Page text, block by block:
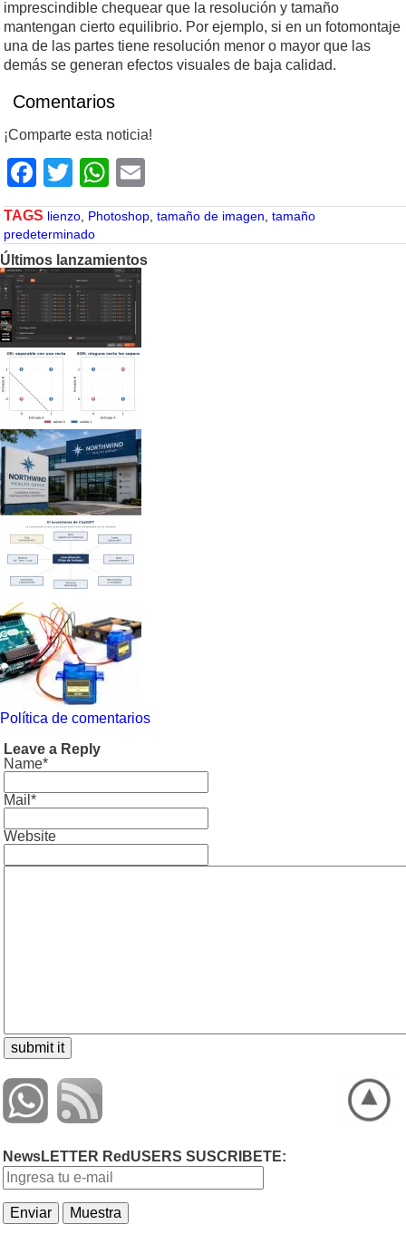
imprescindible chequear que la resolución y tamaño
mantengan cierto equilibrio. Por ejemplo, si en un fotomontaje
una de las partes tiene resolución menor o mayor que las
demás se generan efectos visuales de baja calidad.
Comentarios
¡Comparte esta noticia!
Facebook
TwitterWhatsApp
TAGS lienzo, Photoshop, tamaño de imagen, tamaño
predeterminado
Últimos lanzamientos
Política de comentarios
Leave a Reply
Name*
Mail*
Website
NewsLETTER RedUSERS SUSCRIBETE: